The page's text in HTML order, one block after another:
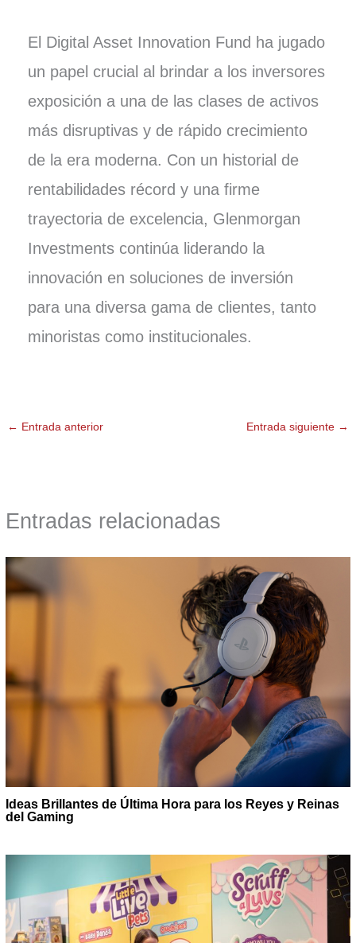
El Digital Asset Innovation Fund ha jugado
un papel crucial al brindar a los inversores
exposición a una de las clases de activos
más disruptivas y de rápido crecimiento
de la era moderna. Con un historial de
rentabilidades récord y una firme
trayectoria de excelencia, Glenmorgan
Investments continúa liderando la
innovación en soluciones de inversión
para una diversa gama de clientes, tanto
minoristas como institucionales.
← Entrada anterior Entrada siguiente →
Entradas relacionadas
Ideas Brillantes de Última Hora para los Reyes y Reinas
del Gaming